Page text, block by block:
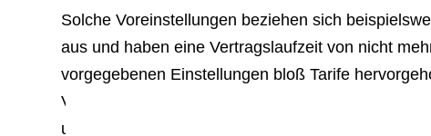
Solche Voreinstellungen beziehen sich
aus und haben eine Vertragslaufzeit von nicht
vorgegebenen Einstellungen bloß Tarife
Verbrauchers Folge leisten. Ausführliche
unserem Leitfaden: Stromvergleich – was